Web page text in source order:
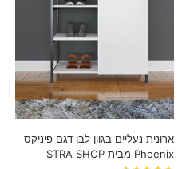
ארונית נעליים בגוון לבן דגם פיניקס
Phoenix מבית STRA SHOP